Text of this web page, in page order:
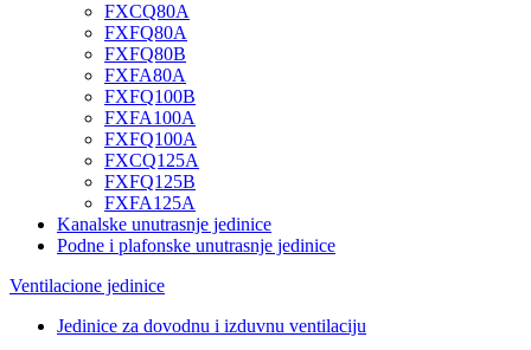
FXCQ80A
FXFQ80A
FXFQ80B
FXFA80A
FXFQ100B
FXFA100A
FXFQ100A
FXCQ125A
FXFQ125B
FXFA125A
Kanalske unutrasnje jedinice
Podne i plafonske unutrasnje jedinice
Ventilacione jedinice
Jedinice za dovodnu i izduvnu ventilaciju